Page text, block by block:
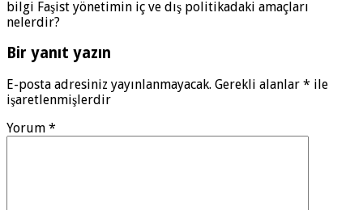
bilgi Faşist yönetimin iç ve dış politikadaki amaçları
nelerdir?
Bir yanıt yazın
E-posta adresiniz yayınlanmayacak. Gerekli alanlar * ile
işaretlenmişlerdir
Yorum *